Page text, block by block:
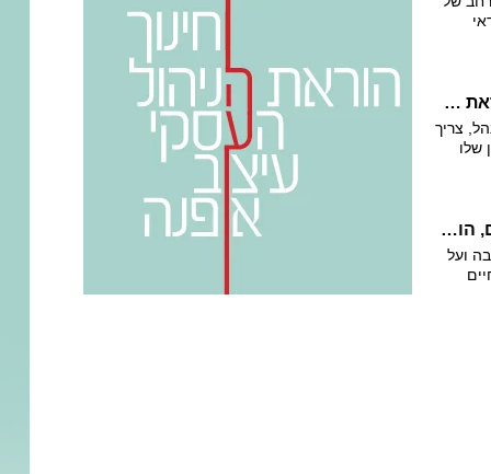
הדרך לקריירה ניהולית עוברת בתואר ראשון להוראת הניהול העסקי שמאפשר לכם להיות מקוריים, יוזמים ומובילים, במילים אחרות, הכירו את התואר שמכשיר מנהלים לחשוב!
צריך
שלו
האתגר: להיות אדריכלים פורצי גבולות וטוטאליים, הומניים ומבוקשים בשוק. מסלול הלימודים המשלב בין פרקטיקה, רוח ומחקר ייקח אתכם לשם.
ועל